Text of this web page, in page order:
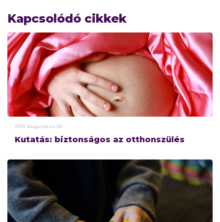
Kapcsolódó cikkek
2019. augusztus 09.
Kutatás: biztonságos az otthonszülés